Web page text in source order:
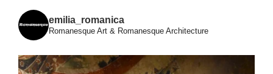
emilia_romanica
Romanesque Art & Romanesque Architecture